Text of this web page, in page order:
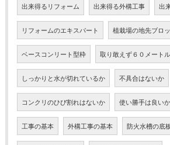
出来得るリフォーム 出来得る外構工事 出
リフォームのエキスパート 植栽場の地先ブロ
ベースコンリート型枠 取り敢えず６０メート
しっかりと水が切れているか 不具合はないか
コンクリのひび割れはないか 使い勝手は良いか
工事の基本 外構工事の基本 防火水槽の底